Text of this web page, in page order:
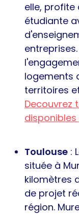
elle,
étudiante
logements
territoires
Decouvrez
Toulouse :
située à
kilomètres
de projet
région.